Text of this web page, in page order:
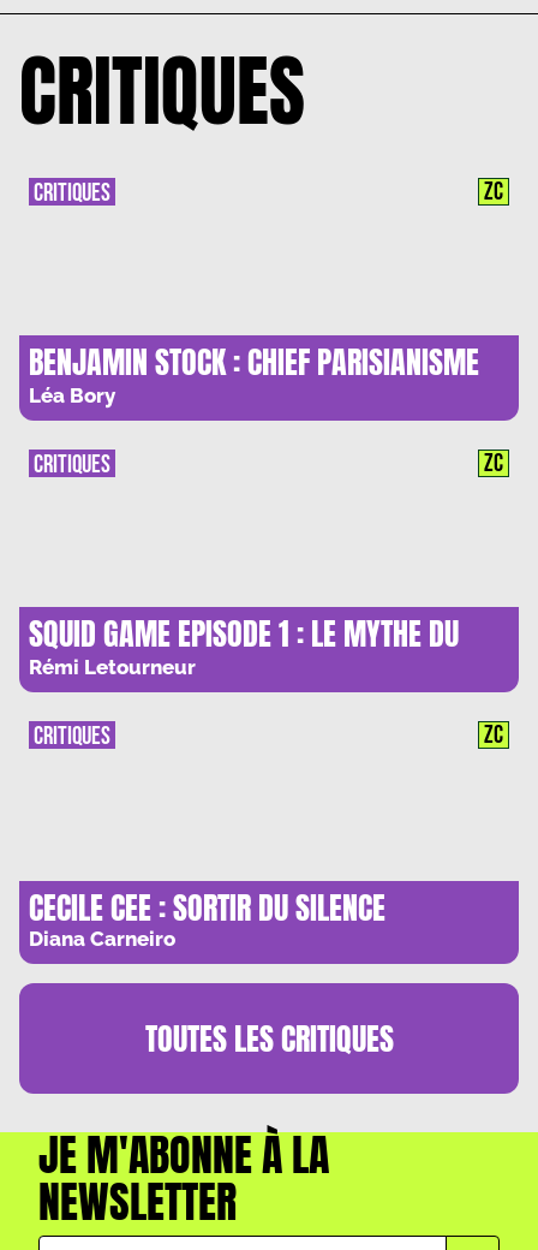
CRITIQUES
BENJAMIN STOCK : CHIEF PARISIANISME
OFFICER
Léa Bory
CRITIQUES ZC
SQUID GAME EPISODE 1 : LE MYTHE DU
LIBRE-ARBITRE
Rémi Letourneur
CRITIQUES ZC
CECILE CEE : SORTIR DU SILENCE
Diana Carneiro
CRITIQUES ZC
TOUTES LESCRITIQUES
JE M'ABONNE À LA
NEWSLETTER